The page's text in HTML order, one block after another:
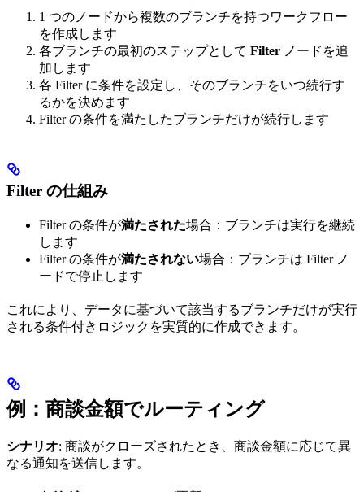
1 つのノードから複数のブランチを持つワークフロー
を作成します
各ブランチの最初のステップとして Filter ノードを追
加します
各 Filter に条件を設定し、そのブランチをいつ続行す
るかを決めます
Filter の条件を満たしたブランチだけが続行します
Filter の仕組み
Filter の条件が満たされた場合：ブランチは実行を継続
します
Filter の条件が満たされない場合：ブランチは Filter ノ
ードで停止します
これにより、データに基づいて該当するブランチだけが実行
される条件付きロジックを実質的に作成できます。
例：商談金額でルーティング
シナリオ: 商談がクローズされたとき、商談金額に応じて異
なる通知を送信します。